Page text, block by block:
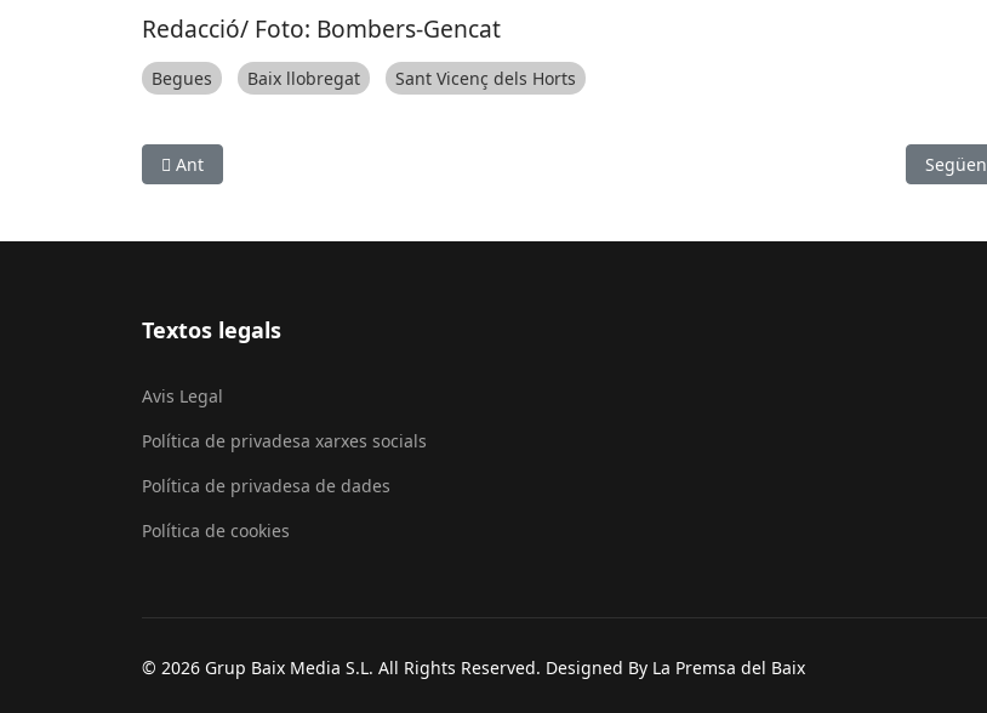
Redacció/ Foto: Bombers-Gencat
Begues Baix llobregat Sant Vicenç dels Horts
Article anterior: Judici a un locutor de Cornellà per incitar a l’odi contra una activista crítica amb
Ant Article
Textos legals
Avis Legal
Política de privadesa xarxes socials
Política de privadesa de dades
Política de cookies
© 2026 Grup Baix Media S.L. All Rights Reserved. Designed By La Premsa del Baix